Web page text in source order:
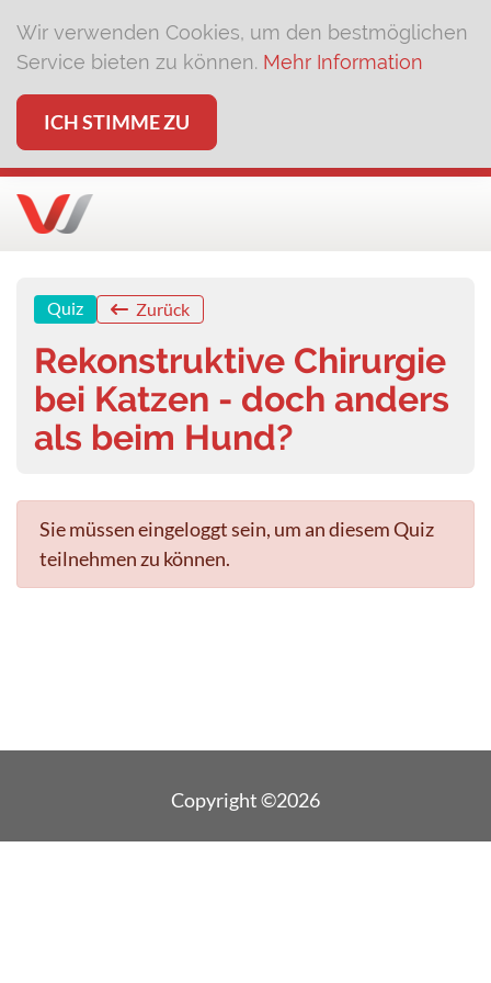
Wir verwenden Cookies, um den bestmöglichen
Service bieten zu können. Mehr Information
ICH STIMME ZU
Quiz Zurück
Rekonstruktive Chirurgie
bei Katzen - doch anders
als beim Hund?
Sie müssen eingeloggt sein, um an diesem Quiz
teilnehmen zu können.
Copyright ©2026